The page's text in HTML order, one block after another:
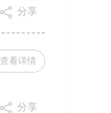
分享
查看详情
分享